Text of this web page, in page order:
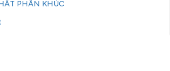
PHÂN KHÚC